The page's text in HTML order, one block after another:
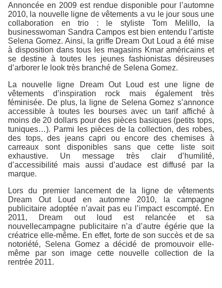
Annoncée en 2009 est rendue disponible pour l’automne
2010, la nouvelle ligne de vêtements a vu le jour sous une
collaboration en trio : le styliste Tom Melillo, la
businesswoman Sandra Campos est bien entendu l’artiste
Selena Gomez. Ainsi, la griffe Dream Out Loud a été mise
à disposition dans tous les magasins Kmar américains et
se destine à toutes les jeunes fashionistas désireuses
d’arborer le look très branché de Selena Gomez.
La nouvelle ligne Dream Out Loud est une ligne de
vêtements d’inspiration rock mais également très
féminisée. De plus, la ligne de Selena Gomez s’annonce
accessible à toutes les bourses avec un tarif affiché à
moins de 20 dollars pour des pièces basiques (petits tops,
tuniques…). Parmi les pièces de la collection, des robes,
des tops, des jeans capri ou encore des chemises à
carreaux sont disponibles sans que cette liste soit
exhaustive. Un message très clair d’humilité,
d’accessibilité mais aussi d’audace est diffusé par la
marque.
Lors du premier lancement de la ligne de vêtements
Dream Out Loud en automne 2010, la campagne
publicitaire adoptée n’avait pas eu l’impact escompté. En
2011, Dream out loud est relancée et sa
nouvellecampagne publicitaire n’a d’autre égérie que la
créatrice elle-même. En effet, forte de son succès et de sa
notoriété, Selena Gomez a décidé de promouvoir elle-
même par son image cette nouvelle collection de la
rentrée 2011.